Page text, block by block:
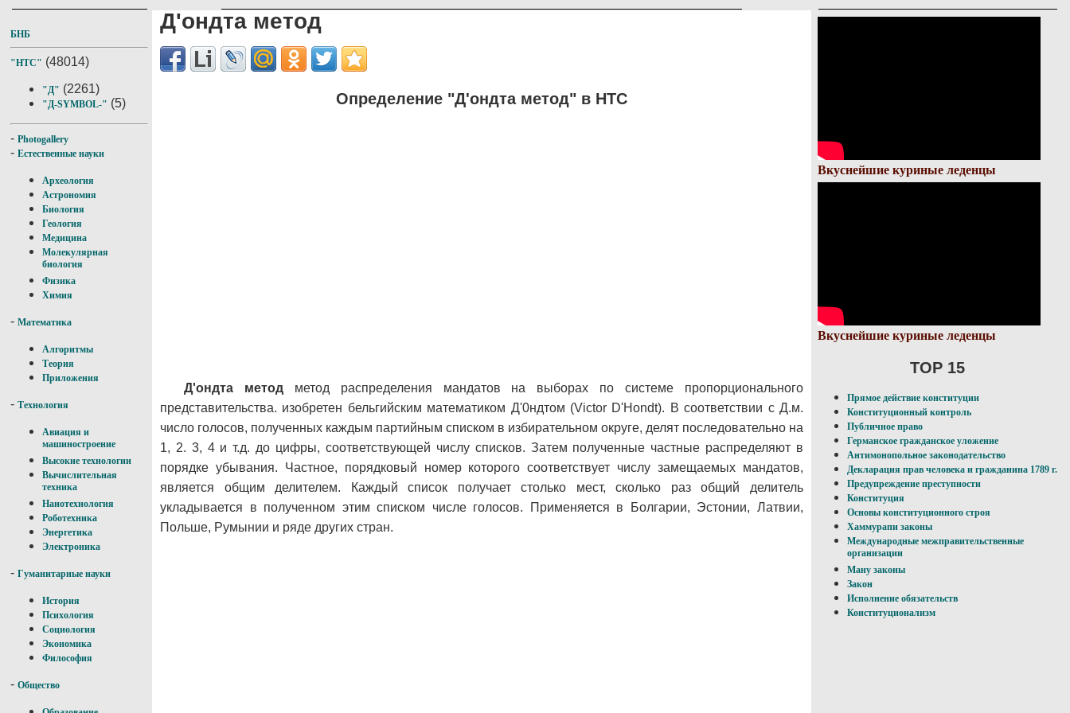
БНБ
"НТС" (48014)
"Д" (2261)
"Д-SYMBOL-" (5)
- Photogallery
- Естественные науки
Археология
Астрономия
Биология
Геология
Медицина
Молекулярная
биология
Физика
Химия
- Математика
Алгоритмы
Теория
Приложения
- Технология
Авиация и
машиностроение
Высокие технологии
Вычислительная
техника
Нанотехнология
Роботехника
Энергетика
Электроника
- Гуманитарные науки
История
Психология
Социология
Экономика
Философия
- Общество
Д'ондта метод
Определение "Д'ондта метод" в НТС
Д'ондта методметод распределения мандатов на выборах по системе пропорционального
представительства. изобретен бельгийским математиком Д'0ндтом (Victor D'Hondt). В соответствии с Д.м.
число голосов, полученных каждым партийным списком в избирательном округе, делят последовательно на
1, 2. 3, 4 и т.д. до цифры, соответствующей числу списков. Затем полученные частные распределяют в
порядке убывания. Частное, порядковый номер которого соответствует числу замещаемых мандатов,
является общим делителем. Каждый список получает столько мест, сколько раз общий делитель
укладывается в полученном этим списком числе голосов. Применяется в Болгарии, Эстонии, Латвии,
Польше, Румынии и ряде других стран.
Вкуснейшие куриные леденцы
Вкуснейшие куриные леденцы
TOP 15
Прямое действие конституции
Конституционный контроль
Публичное право
Германское гражданское уложение
Антимонопольное законодательство
Декларация прав человека и гражданина 1789 г.
Предупреждение преступности
Конституция
Основы конституционного строя
Хаммурапи законы
Международные межправительственные
организации
Ману законы
Закон
Исполнение обязательств
Конституционализм